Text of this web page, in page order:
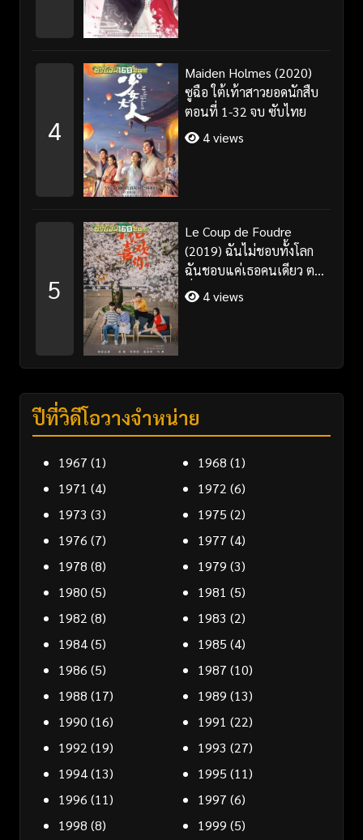
4
Maiden Holmes (2020)
ซูฉือ ใต้เท้าสาวยอดนักสืบ
ตอนที่ 1-32 จบ ซับไทย
4 views
5
Le Coup de Foudre
(2019) ฉันไม่ชอบทั้งโลก
ฉันชอบแค่เธอคนเดียว ตอน
ที่ 1-35 จบ ซับไทย
4 views
ปีที่วิดีโอวางจำหน่าย
1967 (1) 1968 (1)
1971 (4) 1972 (6)
1973 (3) 1975 (2)
1976 (7) 1977 (4)
1978 (8) 1979 (3)
1980 (5) 1981 (5)
1982 (8) 1983 (2)
1984(5) 1985 (4)
1986 (5) 1987 (10)
1988 (17) 1989 (13)
1990 (16) 1991 (22)
1992 (19) 1993 (27)
1994(13) 1995 (11)
1996 (11) 1997 (6)
1998 (8) 1999 (5)